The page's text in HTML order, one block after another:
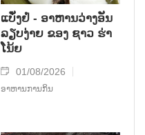
ແບັ໋ງຢໍ່ - ອາຫານວ່າງອັນ
ລຽບງ່າຍ ຂອງ ຊາວ ຮ່າ
ໂນ້ຍ
01/08/2026
ອາຫານການກິນ